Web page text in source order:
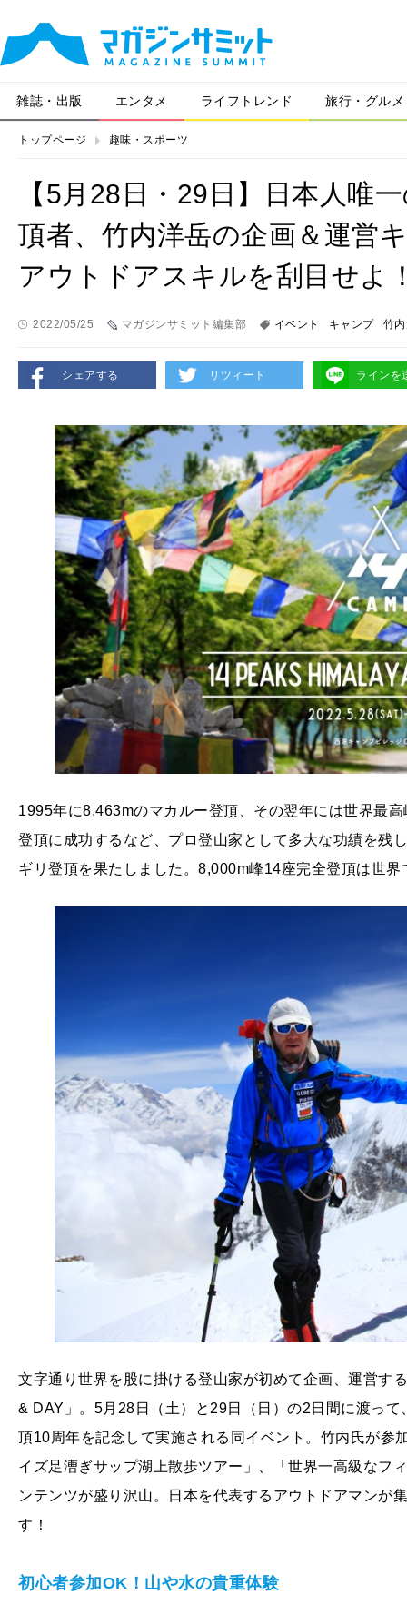
雑誌・出版 エンタメ ライフトレンド 旅行・グルメ
トップページ 趣味・スポーツ
【5月28日・29日】日本人唯
頂者、竹内洋岳の企画＆運営
アウトドアスキルを刮目せよ
2022/05/25 マガジンサミット編集部 イベント キャンプ 竹
シェアする リツィート ラインを
1995年に8,463mのマカルー登頂、その翌年には世界最
登頂に成功するなど、プロ登山家として多大な功績を残
ギリ登頂を果たしました。8,000m峰14座完全登頂は世
文字通り世界を股に掛ける登山家が初めて企画、運営す
& DAY」。5月28日（土）と29日（日）の2日間に渡っ
頂10周年を記念して実施される同イベント。竹内氏が参
イズ足漕ぎサップ湖上散歩ツアー」、「世界一高級なフ
ンテンツが盛り沢山。日本を代表するアウトドアマンが
す！
初心者参加OK！山や水の貴重体験